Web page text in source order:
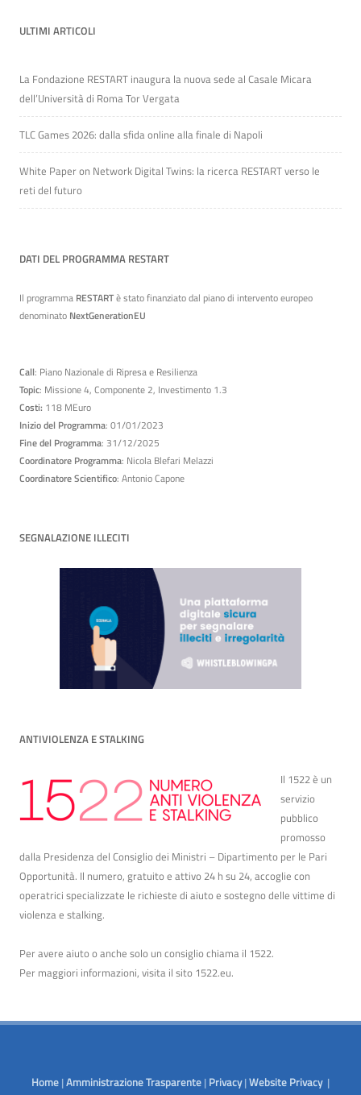
ULTIMI ARTICOLI
La Fondazione RESTART inaugura la nuova sede al Casale Micara
dell’Università di Roma Tor Vergata
TLC Games 2026: dalla sfida online alla finale di Napoli
White Paper on Network Digital Twins: la ricerca RESTART verso le
reti del futuro
DATI DEL PROGRAMMA RESTART
Il programma RESTARTè stato finanziato dal piano di intervento europeo
denominato NextGenerationEU
Call: Piano Nazionale di Ripresa e Resilienza
Topic: Missione 4, Componente 2, Investimento 1.3
Costi: 118 MEuro
Inizio del Programma: 01/01/2023
Fine del Programma: 31/12/2025
Coordinatore Programma: Nicola Blefari Melazzi
Coordinatore Scientifico: Antonio Capone
SEGNALAZIONE ILLECITI
ANTIVIOLENZA E STALKING
Il 1522 è un
servizio
pubblico
promosso
dalla Presidenza del Consiglio dei Ministri – Dipartimento per le Pari
Opportunità. Il numero, gratuito e attivo 24 h su 24, accoglie con
operatrici specializzate le richieste di aiuto e sostegno delle vittime di
violenza e stalking.
Per avere aiuto o anche solo un consiglio chiama il 1522.
Per maggiori informazioni, visita il sito 1522.eu.
Home |Amministrazione Trasparente | Privacy|Website Privacy |